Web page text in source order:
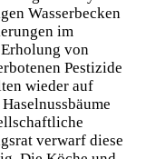
Wasserbecken
im
von
Pestizide
wieder auf
verwarf diese